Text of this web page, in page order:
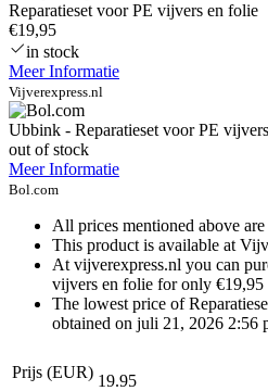
Reparatieset voor PE vijvers en folie
€19,95
in stock
Meer Informatie
Vijverexpress.nl
Ubbink - Reparatieset voor PE
out of stock
Meer Informatie
Bol.com
All prices mentioned above
This product is available at
At vijverexpress.nl you can
vijvers en folie for only €19,95
The lowest price of
obtained on juli 21, 2026 2:56
Prijs (EUR) 19.95